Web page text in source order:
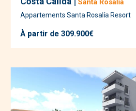
Santa Rosalia
Appartements Santa Rosalía Resort
À partir de 309.900€